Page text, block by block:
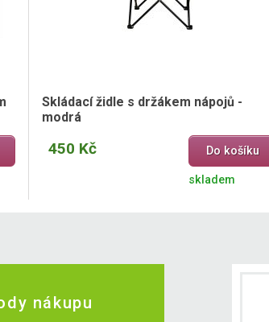
Skládací židle s držákem nápojů -
modrá
450 Kč Do košíku
skladem
nákupu